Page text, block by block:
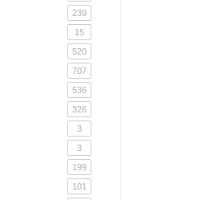
アイシールド21
黒木浩二の名言・名シーン・名
セリフ【アイシールド21】
239
15
520
707
536
326
3
3
199
101